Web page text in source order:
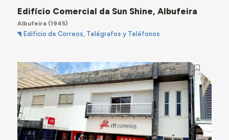
Edifício Comercial da Sun Shine, Albufeira
Albufeira(1945)
Edificio de Correos, Telégrafos y Teléfonos